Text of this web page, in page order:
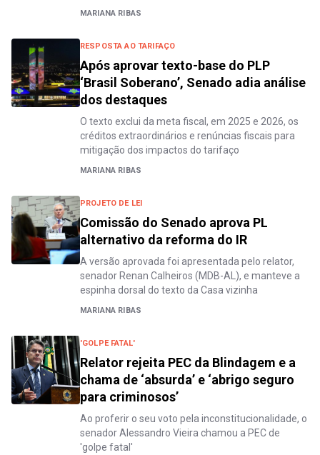
MARIANA RIBAS
RESPOSTA AO TARIFAÇO
Após aprovar texto-base do PLP
‘Brasil Soberano’, Senado adia análise
dos destaques
O texto exclui da meta fiscal, em 2025 e 2026, os
créditos extraordinários e renúncias fiscais para
mitigação dos impactos do tarifaço
MARIANA RIBAS
PROJETO DE LEI
Comissão do Senado aprova PL
alternativo da reforma do IR
A versão aprovada foi apresentada pelo relator,
senador Renan Calheiros (MDB-AL), e manteve a
espinha dorsal do texto da Casa vizinha
MARIANA RIBAS
'GOLPE FATAL'
Relator rejeita PEC da Blindagem e a
chama de ‘absurda’ e ‘abrigo seguro
para criminosos’
Ao proferir o seu voto pela inconstitucionalidade, o
senador Alessandro Vieira chamou a PEC de
'golpe fatal'